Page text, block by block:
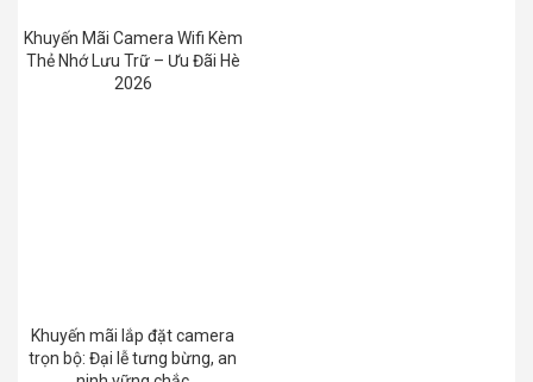
Khuyến Mãi Camera Wifi Kèm
Thẻ Nhớ Lưu Trữ – Ưu Đãi Hè
2026
Khuyến mãi lắp đặt camera
trọn bộ: Đại lễ tưng bừng, an